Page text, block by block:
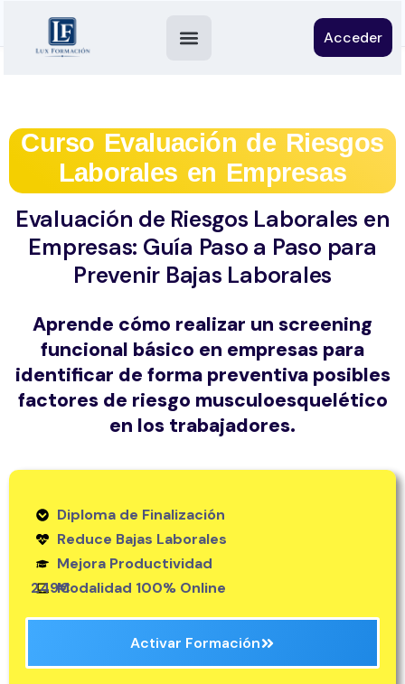
Acceder
Curso Evaluación de Riesgos
Laborales en Empresas
Evaluación de Riesgos Laborales en
Empresas: Guía Paso a Paso para
Prevenir Bajas Laborales
Aprende cómo realizar un screening
funcional básico en empresas para
identificar de forma preventiva posibles
factores de riesgo musculoesquelético
en los trabajadores.
Diploma de Finalización
Reduce Bajas Laborales
Mejora Productividad
Modalidad 100% Online
249€
Activar Formación